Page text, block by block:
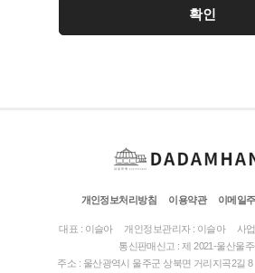
개인정보처리방침 이용약관 이메일
대표 : 이슬아 개인정보관리자 : 이슬아
사
통신판매신고 : 제 2021-울산울주
주소 : 울산광역시 울주군 상북면 거리지곡2길 8